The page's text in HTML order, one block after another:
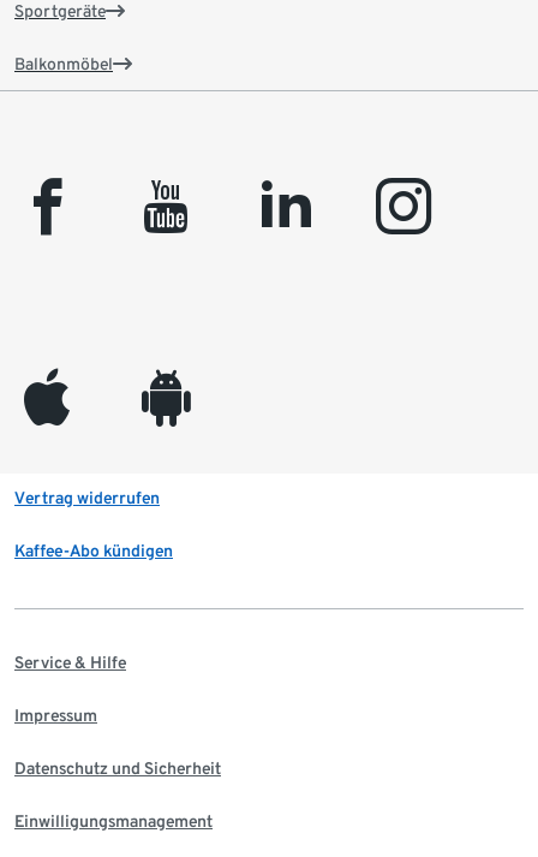
Sportgeräte
Balkonmöbel
facebook youtube linkedin instagram
appleinc android
Vertrag widerrufen
Kaffee-Abo kündigen
Service & Hilfe
Impressum
Datenschutz und Sicherheit
Einwilligungsmanagement